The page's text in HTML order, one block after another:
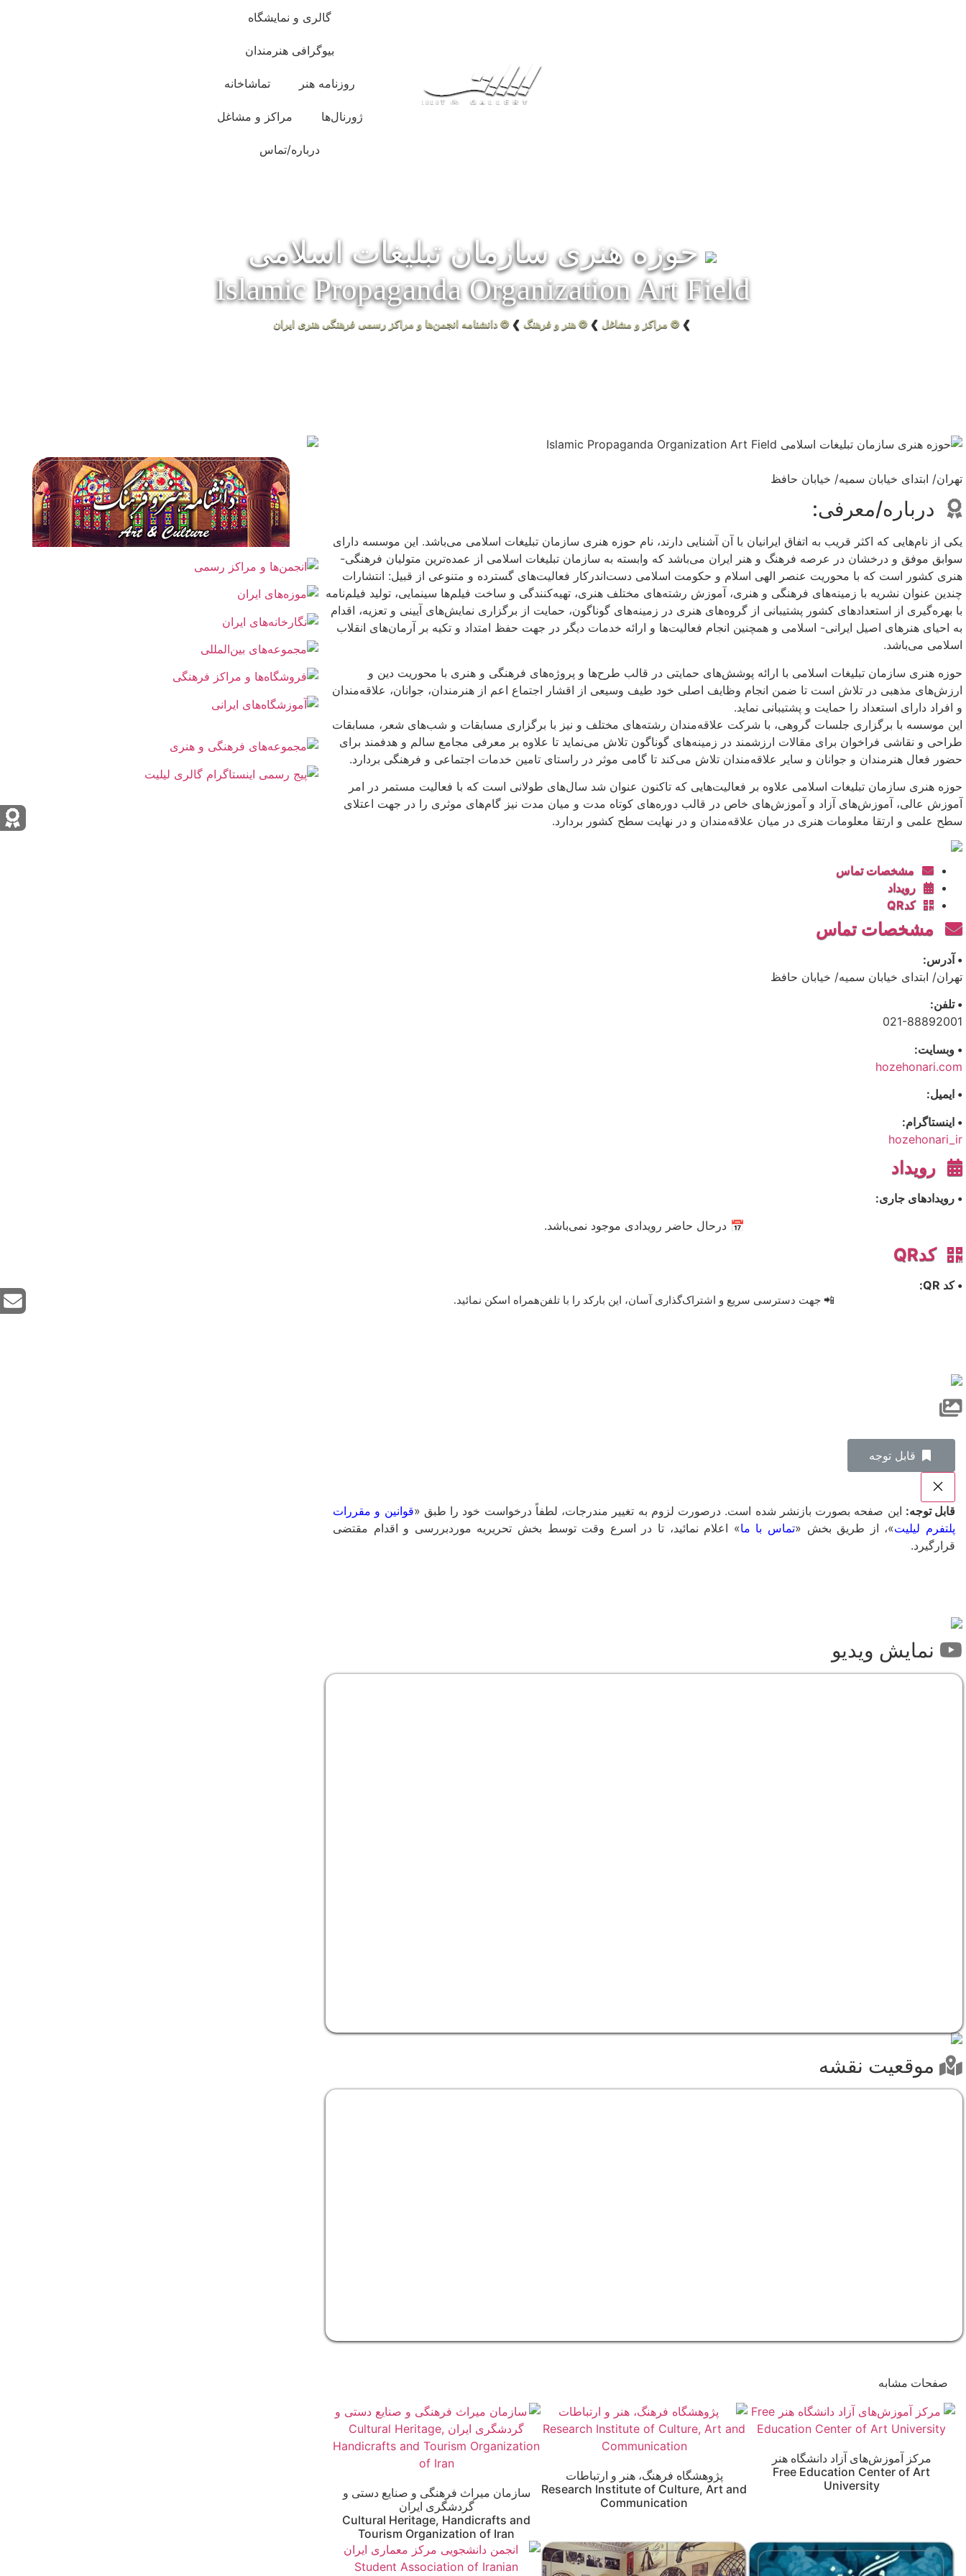
گالری و نمایشگاه
بیوگرافی هنرمندان
روزنامه هنر تماشاخانه
ژورنال‌ها مراکز و مشاغل
درباره/تماس
حوزه هنری سازمان تبلیغات اسلامی
Islamic Propaganda Organization Art Field
❯ ❂ مراکز و مشاغل ❯ ❂ هنر و فرهنگ ❯ ❂ دانشنامه انجمن‌ها و مراکز رسمی فرهنگی هنری ایران
تهران/ ابتدای خیابان سمیه/ خیابان حافظ
درباره/معرفی:
یکی از نام‌هایی که اکثر قریب به اتفاق ایرانیان با آن آشنایی دارند، نام حوزه هنری سازمان تبلیغات اسلامی می‌باشد. این موسسه دارای
سوابق موفق و درخشان در عرصه فرهنگ و هنر ایران می‌باشد که وابسته به سازمان تبلیغات اسلامی از عمده‌ترین متولیان فرهنگی-
هنری کشور است که با محوریت عنصر الهی اسلام و حکومت اسلامی دست‌اندرکار فعالیت‌های گسترده و متنوعی از قبیل: انتشارات
چندین عنوان نشریه با زمینه‌های فرهنگی و هنری، آموزش رشته‌های مختلف هنری، تهیه‌کنندگی و ساخت فیلم‌ها سینمایی، تولید فیلم‌نامه
با بهره‌گیری از استعدادهای کشور پشتیبانی از گروه‌های هنری در زمینه‌های گوناگون، حمایت از برگزاری نمایش‌های آیینی و تعزیه، اقدام
به احیای هنرهای اصیل ایرانی- اسلامی و همچنین انجام فعالیت‌ها و ارائه خدمات دیگر در جهت حفظ امتداد و تکیه بر آرمان‌های انقلاب
اسلامی می‌باشد.
حوزه هنری سازمان تبلیغات اسلامی با ارائه پوشش‌های حمایتی در قالب طرح‌ها و پروژه‌های فرهنگی و هنری با محوریت دین و
ارزش‌های مذهبی در تلاش است تا ضمن انجام وظایف اصلی خود طیف وسیعی از اقشار اجتماع اعم از هنرمندان، جوانان، علاقه‌مندان
و افراد دارای استعداد را حمایت و پشتیبانی نماید.
این موسسه با برگزاری جلسات گروهی، با شرکت علاقه‌مندان رشته‌های مختلف و نیز با برگزاری مسابقات و شب‌های شعر، مسابقات
طراحی و نقاشی فراخوان برای مقالات ارزشمند در زمینه‌های گوناگون تلاش می‌نماید تا علاوه بر معرفی مجامع سالم و هدفمند برای
حضور فعال هنرمندان و جوانان و سایر علاقه‌مندان تلاش می‌کند تا گامی موثر در راستای تامین خدمات اجتماعی و فرهنگی بردارد.
حوزه هنری سازمان تبلیغات اسلامی علاوه بر فعالیت‌هایی که تاکنون عنوان شد سال‌های طولانی است که با فعالیت‌ مستمر در امر
آموزش عالی، آموزش‌های آزاد و آموزش‌های خاص در قالب دوره‌های کوتاه مدت و میان مدت نیز گام‌های موثری را در جهت اعتلای
سطح علمی و ارتقا معلومات هنری در میان علاقه‌مندان و در نهایت سطح کشور بردارد.
مشخصات تماس
رویداد
کدQR
مشخصات تماس
• آدرس:
تهران/ ابتدای خیابان سمیه/ خیابان حافظ
• تلفن:
021-88892001
• وبسایت:
hozehonari.com
• ایمیل:
• اینستاگرام:
hozehonari_ir
رویداد
• رویدادهای جاری:
📅 درحال حاضر رویدادی موجود نمی‌باشد.
کدQR
• کد QR:
📲 جهت دسترسی سریع و اشتراک‌گذاری آسان، این بارکد را با تلفن‌همراه اسکن نمائید.
‌قابل توجه
قابل توجه: این صفحه بصورت بازنشر شده است. درصورت لزوم به تغییر مندرجات، لطفاً درخواست خود را طبق «قوانین و مقررات
پلتفرم لیلیت»، از طریق بخش «تماس با ما» اعلام نمائید، تا در اسرع وقت توسط بخش تحریریه موردبررسی و اقدام مقتضی
قرارگیرد.
نمایش ویدیو
موقعیت نقشه
صفحات مشابه
مرکز آموزش‌های آزاد دانشگاه هنر
Free Education Center of Art
University
پژوهشگاه فرهنگ، هنر و ارتباطات
Research Institute of Culture, Art and
Communication
سازمان میراث فرهنگی و صنایع دستی و
گردشگری ایران
Cultural Heritage, Handicrafts and
Tourism Organization of Iran